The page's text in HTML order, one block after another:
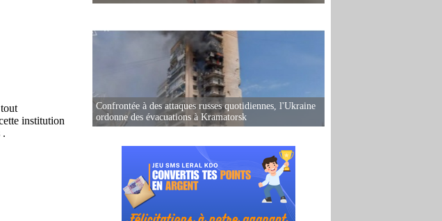
Confrontée à des attaques russes quotidiennes, l'Ukraine
ordonne des évacuations à Kramatorsk